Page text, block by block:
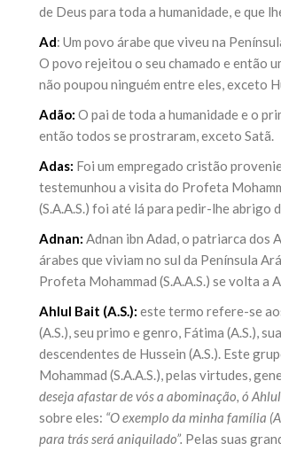
de Deus para toda a humanidade, e que
Ad: Um povo árabe que viveu na
O povo rejeitou o seu chamado e então
não poupou ninguém entre eles, exceto
Adão: O pai de toda a humanidade e o
então todos se prostraram, exceto Satã.
Adas: Foi um empregado cristão
testemunhou a visita do Profeta
(S.A.A.S.) foi até lá para pedir-lhe abrigo
Adnan: Adnan ibn Adad, o patriarca dos
árabes que viviam no sul da Península
Profeta Mohammad (S.A.A.S.) se volta a
Ahlul Bait (A.S.): este termo refere-se
(A.S.), seu primo e genro, Fátima (A.S.),
descendentes de Hussein (A.S.). Este
Mohammad (S.A.A.S.), pelas virtudes,
deseja afastar de vós a abominação, ó
sobre eles: “O exemplo da minha família
para trás será aniquilado”. Pelas suas